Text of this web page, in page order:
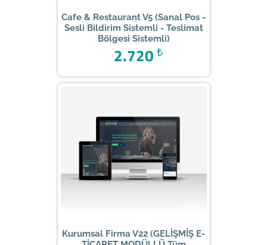
Cafe & Restaurant V5 (Sanal Pos -
Sesli Bildirim Sistemli - Teslimat
Bölgesi Sistemli)
₺
2.720
Kurumsal Firma V22 (GELİŞMİŞ E-